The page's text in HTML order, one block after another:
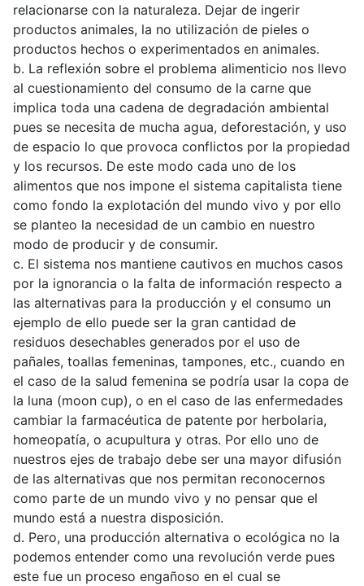
relacionarse con la naturaleza. Dejar de ingerir
productos animales, la no utilización de pieles o
productos hechos o experimentados en animales.
b. La reflexión sobre el problema alimenticio nos llevo
al cuestionamiento del consumo de la carne que
implica toda una cadena de degradación ambiental
pues se necesita de mucha agua, deforestación, y uso
de espacio lo que provoca conflictos por la propiedad
y los recursos. De este modo cada uno de los
alimentos que nos impone el sistema capitalista tiene
como fondo la explotación del mundo vivo y por ello
se planteo la necesidad de un cambio en nuestro
modo de producir y de consumir.
c. El sistema nos mantiene cautivos en muchos casos
por la ignorancia o la falta de información respecto a
las alternativas para la producción y el consumo un
ejemplo de ello puede ser la gran cantidad de
residuos desechables generados por el uso de
pañales, toallas femeninas, tampones, etc., cuando en
el caso de la salud femenina se podría usar la copa de
la luna (moon cup), o en el caso de las enfermedades
cambiar la farmacéutica de patente por herbolaria,
homeopatía, o acupultura y otras. Por ello uno de
nuestros ejes de trabajo debe ser una mayor difusión
de las alternativas que nos permitan reconocernos
como parte de un mundo vivo y no pensar que el
mundo está a nuestra disposición.
d. Pero, una producción alternativa o ecológica no la
podemos entender como una revolución verde pues
este fue un proceso engañoso en el cual se